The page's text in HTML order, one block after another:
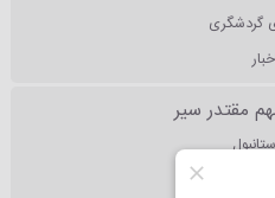
گردشگری
مقتدر سیر